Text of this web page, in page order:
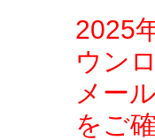
2025
ウン
メー
をご